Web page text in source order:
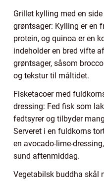
Grillet kylling med en
grøntsager: Kylling er en
protein, og quinoa er en
indeholder en bred vifte
grøntsager, såsom
og tekstur til måltidet.
Fisketacoer med
dressing: Fed fisk som
fedtsyrer og tilbyder
Serveret i en fuldkorns
en avocado-lime-
sund aftenmiddag.
Vegetabilsk buddha skål